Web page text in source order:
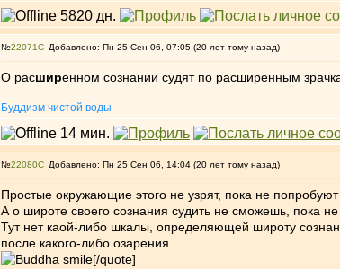
№22071 Добавлено: Пн 25 Сен 06, 07:05 (20 лет тому назад)
О расширенном сознании судят по расширенным
Буддизм чистой воды
№22080 Добавлено: Пн 25 Сен 06, 14:04 (20 лет тому назад)
Простые окружающие этого не узрят, пока не
А о широте своего сознания судить не сможешь, пока
Тут нет каой-либо шкалы, определяющей широту
после какого-либо озарения.
[/quote]